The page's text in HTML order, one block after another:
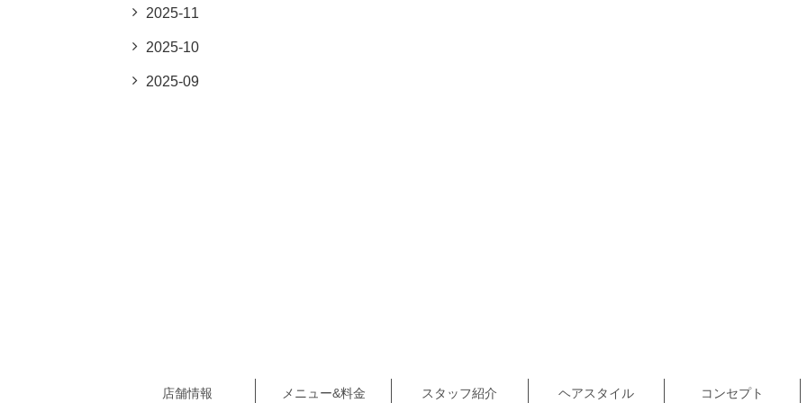
2025-11
2025-10
2025-09
店舗情報 メニュー&料金 スタッフ紹介 ヘアスタイル コンセプト